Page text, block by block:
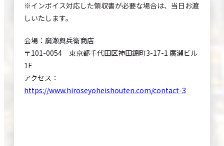
※インボイス対応した領収書が必要な場合は、当日お渡
しいたします。
会場：廣瀬與兵衛商店
〒101-0054 東京都千代田区神田錦町3-17-1 廣瀬ビル
1F
アクセス：
https://www.hiroseyoheishouten.com/contact-3